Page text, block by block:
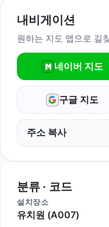
내비게이션
원하는 지도 앱으로 길
네이버 지도
구글 지도
주소 복사
분류 · 코드
설치장소
유치원 (A007)